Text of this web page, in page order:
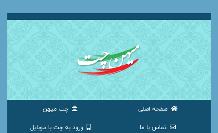
صفحه اصلی چت میهن
تماس با ما ورود به چت با موبایل